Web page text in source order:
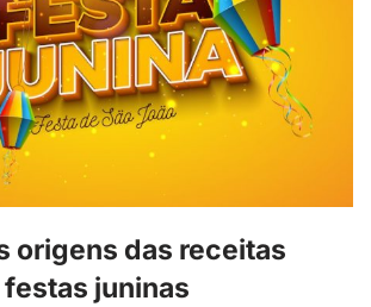
origens das receitas
juninas